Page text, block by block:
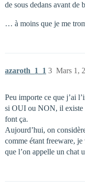
de sous dedans avant de
… à moins que je me
azaroth_1_1 Mars 1,
3
Peu importe ce que j’ai
si OUI ou NON, il
font ça.
Aujourd’hui, on
comme étant freeware,
que l’on appelle un chat